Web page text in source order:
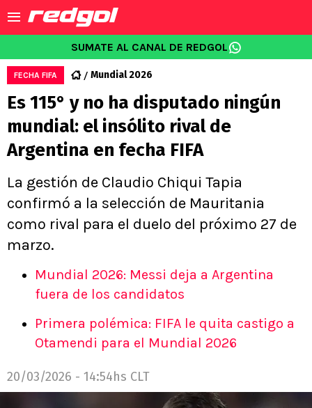
SUMATE AL CANAL DE REDGOL
FECHA FIFA Mundial 2026
Es 115° y no ha disputado ningún
mundial: el insólito rival de
Argentina en fecha FIFA
La gestión de Claudio Chiqui Tapia
confirmó a la selección de Mauritania
como rival para el duelo del próximo 27 de
marzo.
Mundial 2026: Messi deja a Argentina
fuera de los candidatos
Primera polémica: FIFA le quita castigo a
Otamendi para el Mundial 2026
20/03/2026 - 14:54hs CLT